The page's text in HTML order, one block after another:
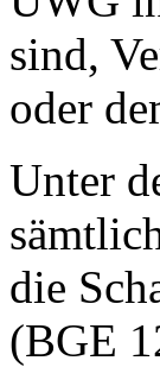
sind,
oder
Unter
die
(BGE